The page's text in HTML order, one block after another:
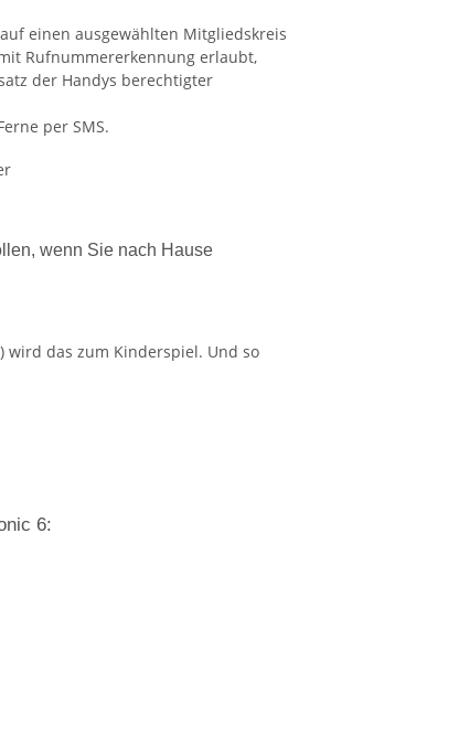
einen ausgewählten Mitgliedskreis
Rufnummererkennung erlaubt,
der Handys berechtigter
per SMS.
wenn Sie nach Hause
) wird das zum Kinderspiel. Und so
6: